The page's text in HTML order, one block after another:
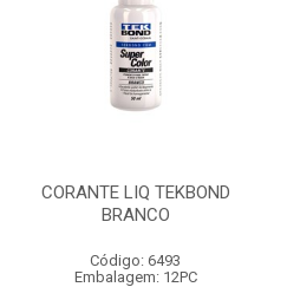
CORANTE LIQ TEKBOND
BRANCO
Código: 6493
Embalagem: 12PC